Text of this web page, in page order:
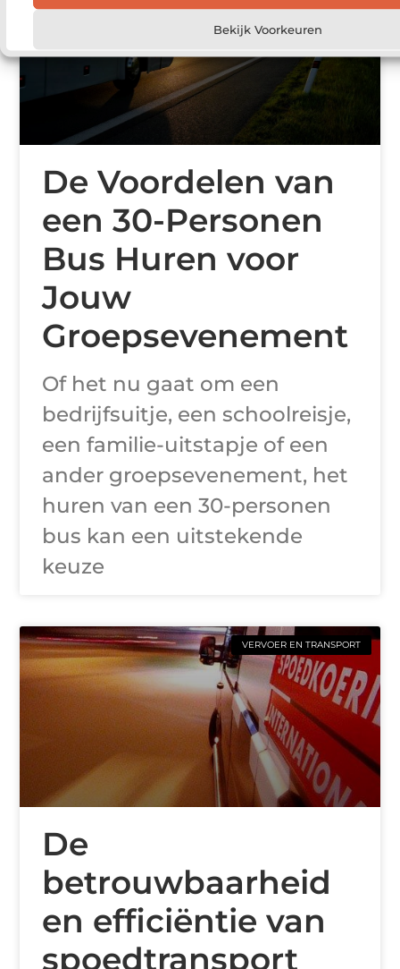
Bekijk Voorkeuren
De Voordelen van
een 30-Personen
Bus Huren voor
Jouw
Groepsevenement
Of het nu gaat om een
bedrijfsuitje, een schoolreisje,
een familie-uitstapje of een
ander groepsevenement, het
huren van een 30-personen
bus kan een uitstekende
keuze
VERVOER EN TRANSPORT
De
betrouwbaarheid
en efficiëntie van
spoedtransport